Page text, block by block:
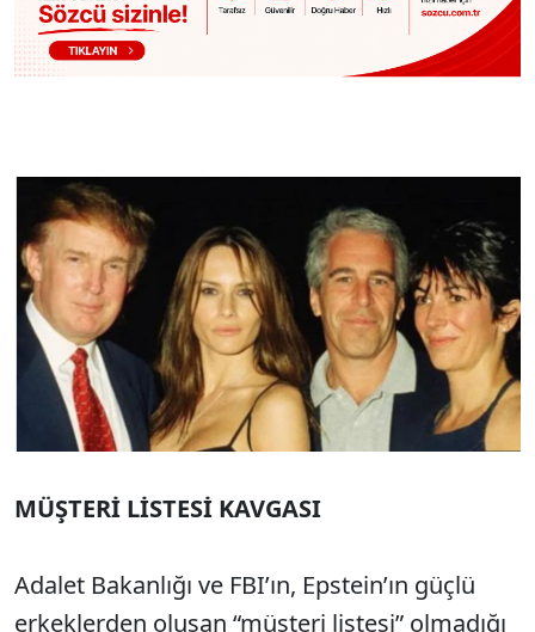
MÜŞTERİ LİSTESİ KAVGASI
Adalet Bakanlığı ve FBI’ın, Epstein’ın güçlü
erkeklerden oluşan “müşteri listesi” olmadığı